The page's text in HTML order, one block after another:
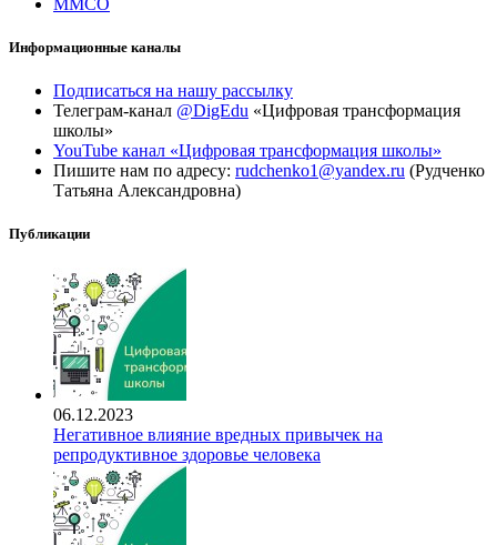
Информационные каналы
Подписаться на нашу рассылку
Телеграм-канал @DigEdu «Цифровая трансформация
школы»
YouTube канал «Цифровая трансформация школы»
Пишите нам по адресу: rudchenko1@yandex.ru (Рудченко
Татьяна Александровна)
Публикации
06.12.2023
Негативное влияние вредных привычек на
репродуктивное здоровье человека